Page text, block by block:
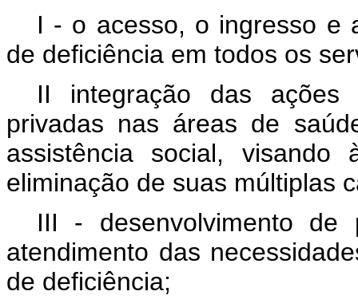
I - o acesso, o ingresso e
de deficiência em todos os
II integração das ações
privadas nas áreas de
assistência social,
eliminação de suas múltiplas
III - desenvolvimento de
atendimento das
de deficiência;